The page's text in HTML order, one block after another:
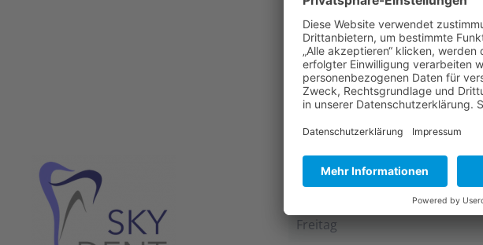
Praxis Sprechzeiten
Freitag
9-12:00 Uhr